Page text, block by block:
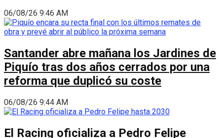
06/08/26 9:46 AM
Santander abre mañana los Jardines de
Piquío tras dos años cerrados por una
reforma que duplicó su coste
06/08/26 9:44 AM
El Racing oficializa a Pedro Felipe